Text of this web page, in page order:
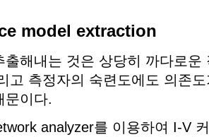
model extraction
출해내는 것은 상당히 까다로운
고 측정자의 숙련도에도 의존
문이다.
analyzer를 이용하여 I-V